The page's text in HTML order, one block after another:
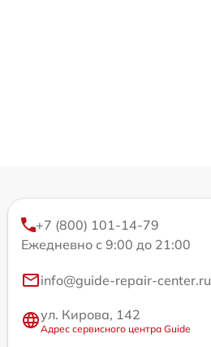
+7 (800) 101-14-79
Ежедневно с 9:00 до 21:00
info@guide-repair-center.ru
ул. Кирова, 142
Адрес сервисного центра Guide